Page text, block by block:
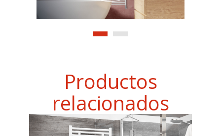
Productos
relacionados